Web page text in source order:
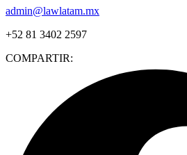
admin@lawlatam.mx
+52 81 3402 2597
COMPARTIR: